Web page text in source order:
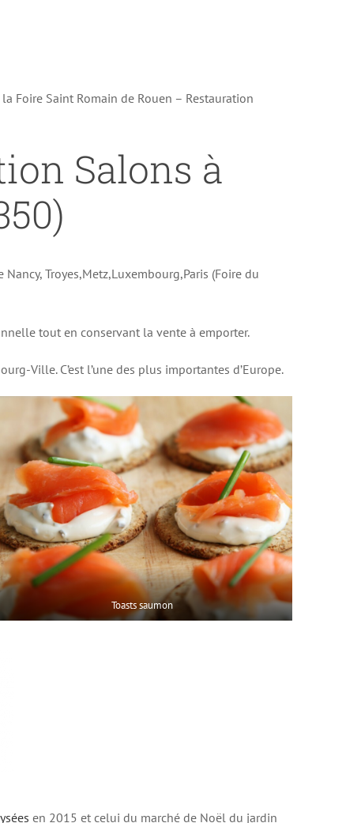
Foire Saint Romain de Rouen – Restauration
Salons à
Troyes,Metz,Luxembourg,Paris (Foire du
tout en conservant la vente à emporter.
Ville. C’est l’une des plus importantes d’Europe.
Toasts saumon
en 2015 et celui du marché de Noël du jardin